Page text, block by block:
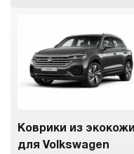
Коврики из экокожи
для Volkswagen